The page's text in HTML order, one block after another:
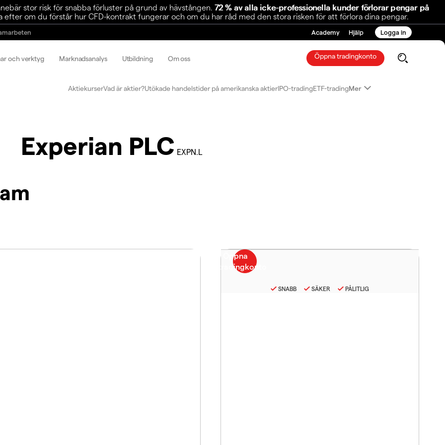
stor risk för snabba förluster på grund av hävstången. 72 % av alla icke-professionella kunder förlorar pengar på
efter om du förstår hur CFD-kontrakt fungerar och om du har råd med den stora risken för att förlora dina pengar.
Academy Hjälp Logga in
och verktyg Marknadsanalys Utbildning Om oss Öppna tradingkonto
AktiekurserVad är aktier?Utökade handelstider på amerikanska aktierIPO-tradingETF-tradingMer
Experian PLC EXPN.L
SNABB SÄKER PÅLITLIG